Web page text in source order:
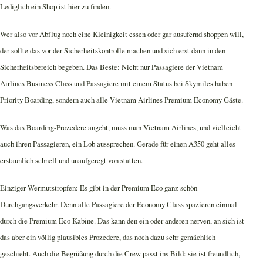
Lediglich ein Shop ist hier zu finden.
Wer also vor Abflug noch eine Kleinigkeit essen oder gar ausufernd shoppen will,
der sollte das vor der Sicherheitskontrolle machen und sich erst dann in den
Sicherheitsbereich begeben. Das Beste: Nicht nur Passagiere der Vietnam
Airlines Business Class und Passagiere mit einem Status bei Skymiles haben
Priority Boarding, sondern auch alle Vietnam Airlines Premium Economy Gäste.
Was das Boarding-Prozedere angeht, muss man Vietnam Airlines, und vielleicht
auch ihren Passagieren, ein Lob aussprechen. Gerade für einen A350 geht alles
erstaunlich schnell und unaufgeregt von statten.
Einziger Wermutstropfen: Es gibt in der Premium Eco ganz schön
Durchgangsverkehr. Denn alle Passagiere der Economy Class spazieren einmal
durch die Premium Eco Kabine. Das kann den ein oder anderen nerven, an sich ist
das aber ein völlig plausibles Prozedere, das noch dazu sehr gemächlich
geschieht. Auch die Begrüßung durch die Crew passt ins Bild: sie ist freundlich,